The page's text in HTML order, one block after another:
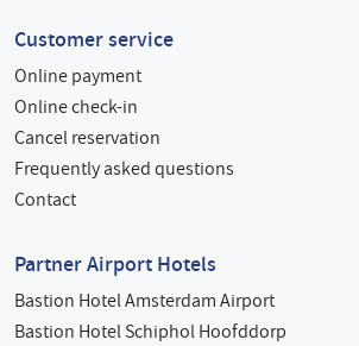
Customer service
Online payment
Online check-in
Cancel reservation
Frequently asked questions
Contact
Partner Airport Hotels
Bastion Hotel Amsterdam Airport
Bastion Hotel Schiphol Hoofddorp